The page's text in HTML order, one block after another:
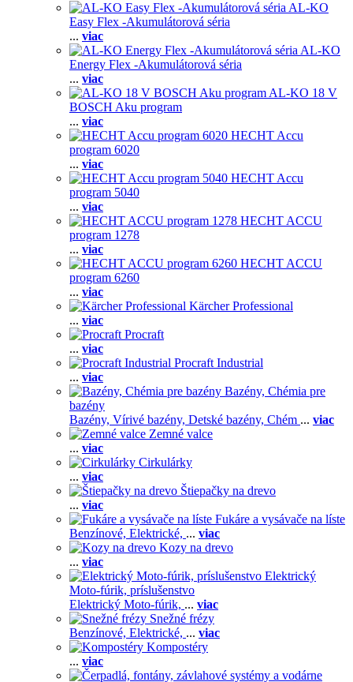
AL-KO
Easy Flex -Akumulátorová séria
... viac
AL-KO
Energy Flex -Akumulátorová séria
... viac
AL-KO 18 V
BOSCH Aku program
... viac
HECHT Accu
program 6020
... viac
HECHT Accu
program 5040
... viac
HECHT ACCU
program 1278
... viac
HECHT ACCU
program 6260
... viac
Kärcher Professional
... viac
Procraft
... viac
Procraft Industrial
... viac
Bazény, Chémia pre
bazény
Bazény, Vírivé bazény, Detské bazény, Chém ... viac
Zemné valce
... viac
Cirkulárky
... viac
Štiepačky na drevo
... viac
Fukáre a vysávače na líste
Benzínové, Elektrické, ... viac
Kozy na drevo
... viac
Elektrický
Moto-fúrik, príslušenstvo
Elektrický Moto-fúrik, ... viac
Snežné frézy
Benzínové, Elektrické, ... viac
Kompostéry
... viac